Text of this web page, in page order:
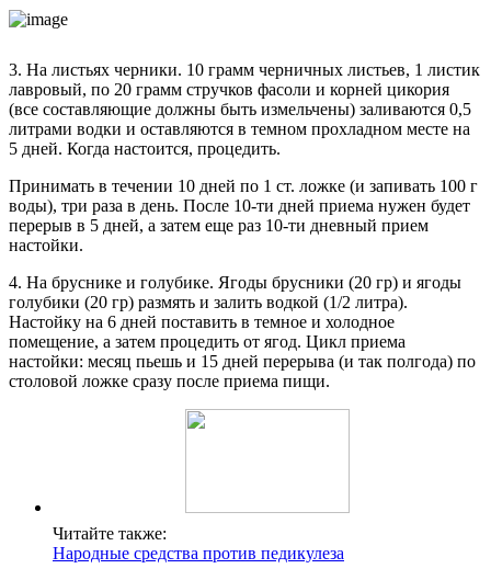
3. На листьях черники. 10 грамм черничных листьев, 1 листик
лавровый, по 20 грамм стручков фасоли и корней цикория
(все составляющие должны быть измельчены) заливаются 0,5
литрами водки и оставляются в темном прохладном месте на
5 дней. Когда настоится, процедить.
Принимать в течении 10 дней по 1 ст. ложке (и запивать 100 г
воды), три раза в день. После 10-ти дней приема нужен будет
перерыв в 5 дней, а затем еще раз 10-ти дневный прием
настойки.
4. На бруснике и голубике. Ягоды брусники (20 гр) и ягоды
голубики (20 гр) размять и залить водкой (1/2 литра).
Настойку на 6 дней поставить в темное и холодное
помещение, а затем процедить от ягод. Цикл приема
настойки: месяц пьешь и 15 дней перерыва (и так полгода) по
столовой ложке сразу после приема пищи.
Читайте также:
Народные средства против педикулеза